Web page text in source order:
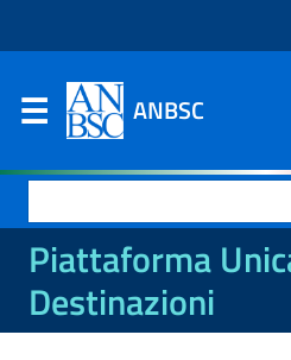
ANBSC
per:
Piattaforma
Destinazioni